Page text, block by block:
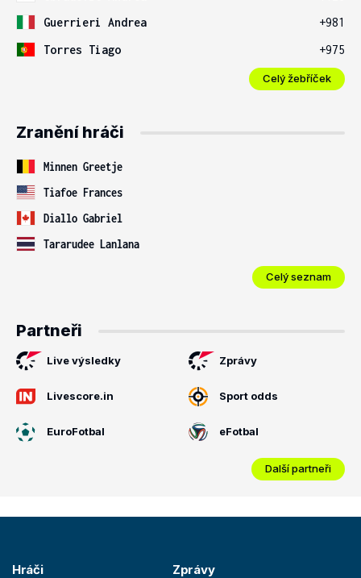
Guerrieri Andrea
+981
Torres Tiago
+975
Celý žebříček
Zranění hráči
Minnen Greetje
Tiafoe Frances
Diallo Gabriel
Tararudee Lanlana
Celý seznam
Partneři
Live výsledky Zprávy
Livescore.in Sport odds
EuroFotbal eFotbal
Další partneři
Hráči Zprávy